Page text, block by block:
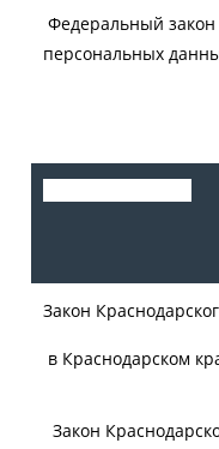
Федеральный
персональных
Закон
в Краснодарском
Закон